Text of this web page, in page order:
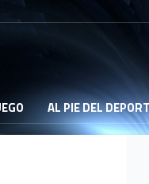
AL PIE DEL